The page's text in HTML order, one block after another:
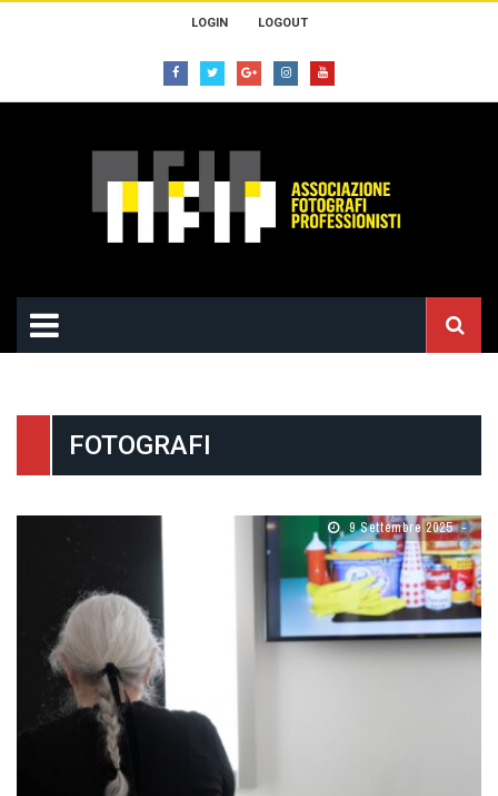
LOGIN LOGOUT
FOTOGRAFI
9 Settembre 2025